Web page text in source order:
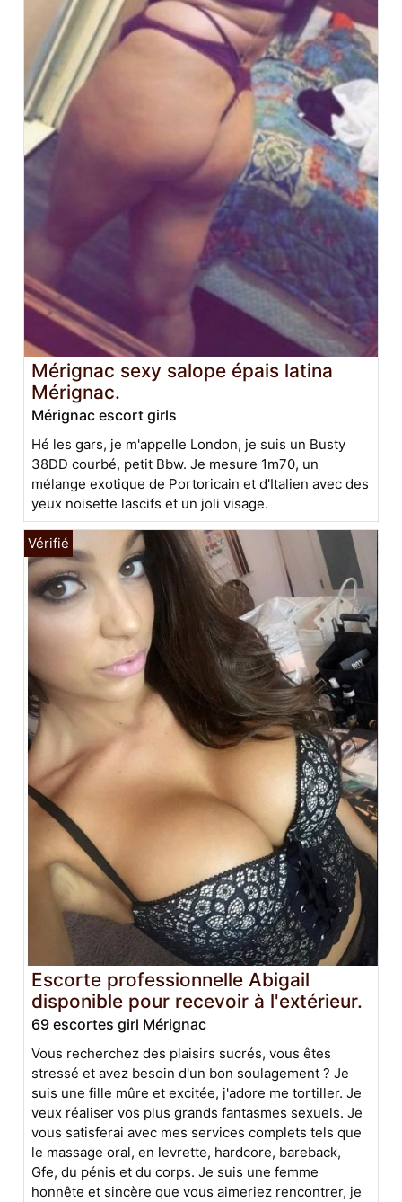
Mérignac sexy salope épais latina
Mérignac.
Mérignac escort girls
Hé les gars, je m'appelle London, je suis un Busty
38DD courbé, petit Bbw. Je mesure 1m70, un
mélange exotique de Portoricain et d'Italien avec des
yeux noisette lascifs et un joli visage.
Escorte professionnelle Abigail
disponible pour recevoir à l'extérieur.
69 escortes girl Mérignac
Vous recherchez des plaisirs sucrés, vous êtes
stressé et avez besoin d'un bon soulagement ? Je
suis une fille mûre et excitée, j'adore me tortiller. Je
veux réaliser vos plus grands fantasmes sexuels. Je
vous satisferai avec mes services complets tels que
le massage oral, en levrette, hardcore, bareback,
Gfe, du pénis et du corps. Je suis une femme
honnête et sincère que vous aimeriez rencontrer, je